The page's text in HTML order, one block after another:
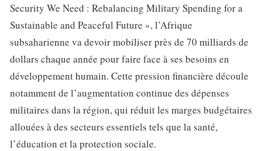
Security We Need : Rebalancing Military Spending for a
Sustainable and Peaceful Future », l’Afrique
subsaharienne va devoir mobiliser près de 70 milliards de
dollars chaque année pour faire face à ses besoins en
développement humain. Cette pression financière découle
notamment de l’augmentation continue des dépenses
militaires dans la région, qui réduit les marges budgétaires
allouées à des secteurs essentiels tels que la santé,
l’éducation et la protection sociale.